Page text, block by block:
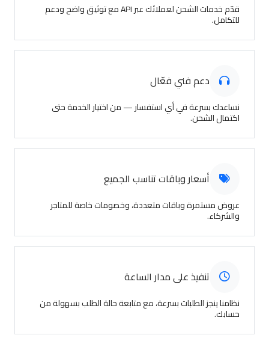
قدّم خدمات الشحن لعملائك عبر API مع توثيق واضح ودعم
للتكامل.
دعم فني فعّال
نساعدك بسرعة في أي استفسار — من اختيار الخدمة حتى
اكتمال الشحن.
أسعار وباقات تناسب الجميع
عروض مستمرة وباقات متعددة، وخصومات خاصة للمتاجر
والشركاء.
تنفيذ على مدار الساعة
نظامنا ينجز الطلبات بسرعة، مع متابعة حالة الطلب بسهولة من
حسابك.